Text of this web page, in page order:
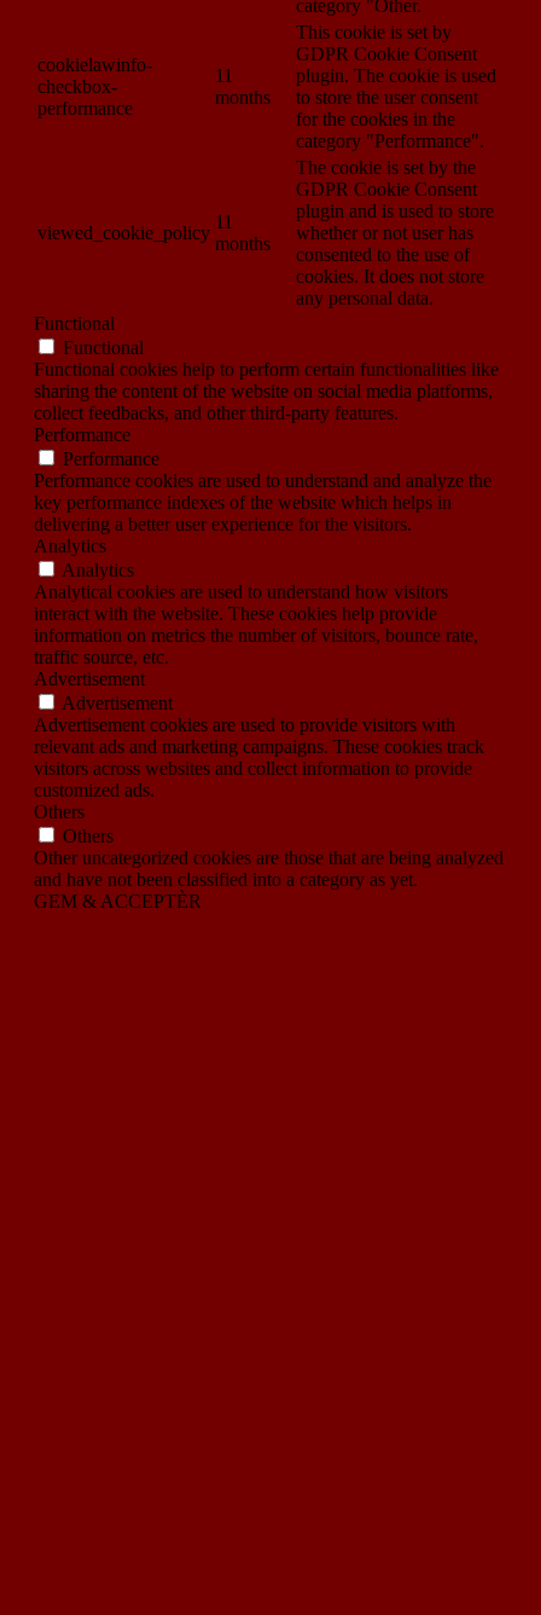
category "Other.
cookielawinfo-
checkbox-
performance
11
months
This cookie is set by
GDPR Cookie Consent
plugin. The cookie is used
to store the user consent
for the cookies in the
category "Performance".
viewed_cookie_policy
11
months
The cookie is set by the
GDPR Cookie Consent
plugin and is used to store
whether or not user has
consented to the use of
cookies. It does not store
any personal data.
Functional
Functional
Functional cookies help to perform certain functionalities like
sharing the content of the website on social media platforms,
collect feedbacks, and other third-party features.
Performance
Performance
Performance cookies are used to understand and analyze the
key performance indexes of the website which helps in
delivering a better user experience for the visitors.
Analytics
Analytics
Analytical cookies are used to understand how visitors
interact with the website. These cookies help provide
information on metrics the number of visitors, bounce rate,
traffic source, etc.
Advertisement
Advertisement
Advertisement cookies are used to provide visitors with
relevant ads and marketing campaigns. These cookies track
visitors across websites and collect information to provide
customized ads.
Others
Others
Other uncategorized cookies are those that are being analyzed
and have not been classified into a category as yet.
GEM & ACCEPTÈR